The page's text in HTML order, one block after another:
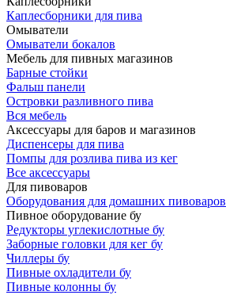
Каплесборники для пива
Омыватели
Омыватели бокалов
Мебель для пивных магазинов
Барные стойки
Фальш панели
Островки разливного пива
Вся мебель
Аксессуары для баров и магазинов
Диспенсеры для пива
Помпы для розлива пива из кег
Все аксессуары
Для пивоваров
Оборудования для домашних пивоваров
Пивное оборудование бу
Редукторы углекислотные бу
Заборные головки для кег бу
Чиллеры бу
Пивные охладители бу
Пивные колонны бу